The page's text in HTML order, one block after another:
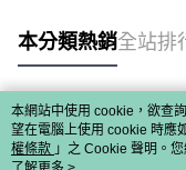
本分類熱銷全站排
熱門標籤
本網站中使用 cookie，欲查
望在電腦上使用 cookie 時應
權條款 」之 Cookie 聲明。